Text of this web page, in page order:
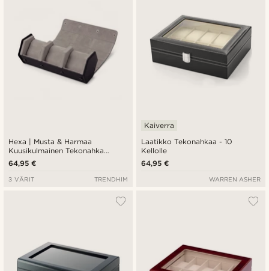
Hexa | Musta & Harmaa
Kuusikulmainen Tekonahka
Kellokotelo - 3 Kellolle
64,95 €
3 VÄRIT TRENDHIM
Laatikko Tekonahkaa - 10
Kellolle
Kaiverra
64,95 €
WARREN ASHER